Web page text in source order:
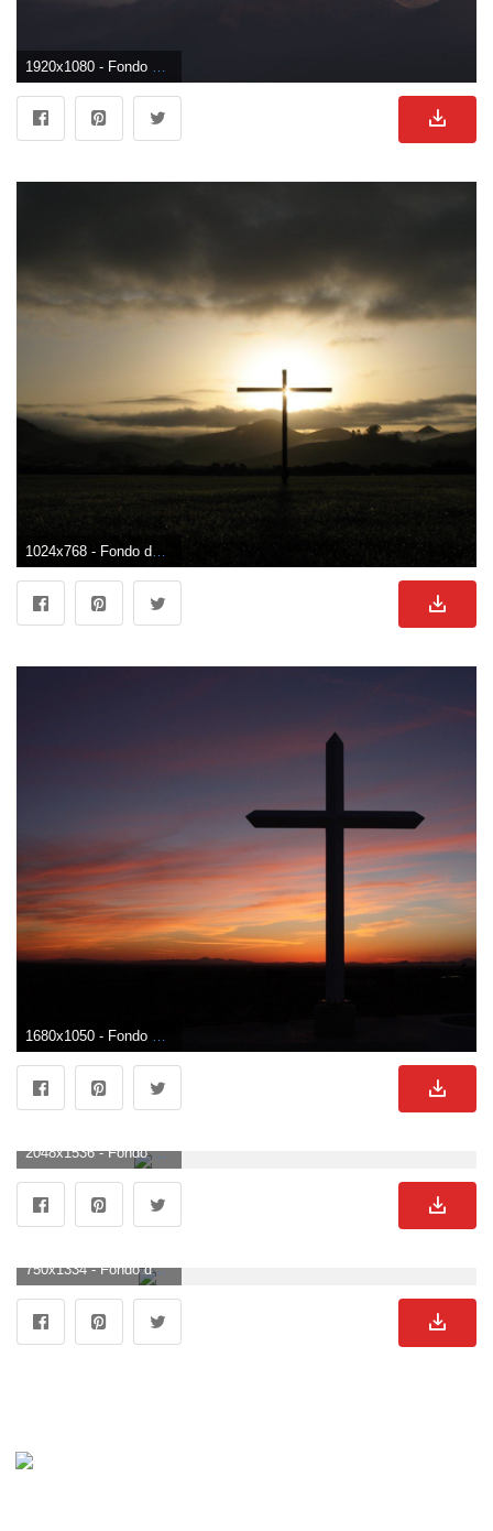
1024x768 - Fondo de pantalla de 1024x768. Wallpaper de cruz.
1680x1050 - Fondo de pantalla de 1680x1050. Imágen de cruz.
2048x1536 - Fondo de pantalla de 2048x1536. Imágen de cruz.
750x1334 - Fondo de pantalla de 750x1334. Fondo para móvil de cruz.